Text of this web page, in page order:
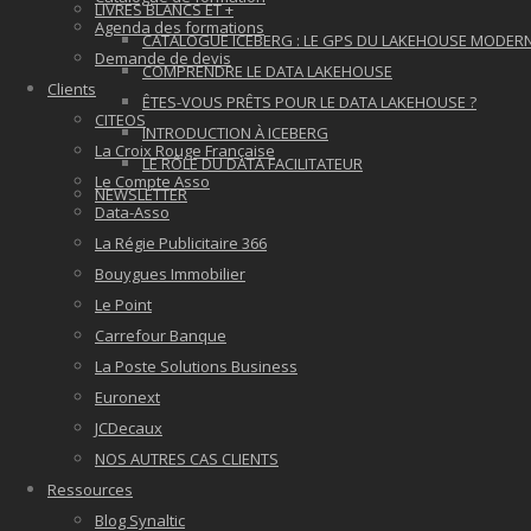
LIVRES BLANCS ET +
CATALOGUE ICEBERG : LE GPS DU LAKEHOUSE
COMPRENDRE LE DATA LAKEHOUSE
ÊTES-VOUS PRÊTS POUR LE DATA LAKEHOUSE ?
INTRODUCTION À ICEBERG
LE RÔLE DU DATA FACILITATEUR
NEWSLETTER
Agenda des formations
Demande de devis
Clients
CITEOS
La Croix Rouge Française
Le Compte Asso
Data-Asso
La Régie Publicitaire 366
Bouygues Immobilier
Le Point
Carrefour Banque
La Poste Solutions Business
Euronext
JCDecaux
NOS AUTRES CAS CLIENTS
Ressources
Blog Synaltic